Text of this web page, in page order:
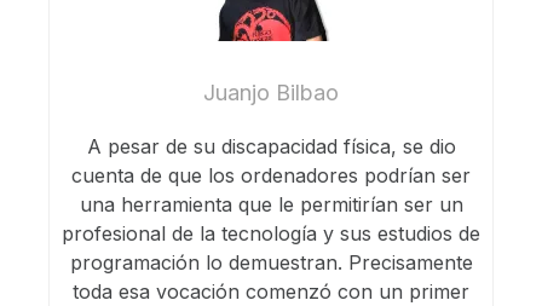
Juanjo Bilbao
A pesar de su discapacidad física, se dio
cuenta de que los ordenadores podrían ser
una herramienta que le permitirían ser un
profesional de la tecnología y sus estudios de
programación lo demuestran. Precisamente
toda esa vocación comenzó con un primer